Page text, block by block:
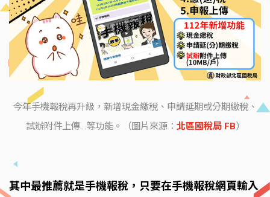
今年手機報稅再升級，新增現金繳稅、申請延期或分期繳稅、
試辦附件上傳…等功能。（圖片來源： 北區國稅局 FB）
其中最推薦就是手機報稅，只要在手機報稅網頁輸入